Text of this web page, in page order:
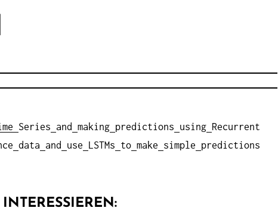
Series and making predictions using
Recurrent
data and use LSTMs to make simple
predictions